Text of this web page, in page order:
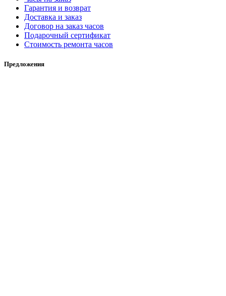
Гарантия и возврат
Доставка и заказ
Договор на заказ часов
Подарочный сертификат
Стоимость ремонта часов
Предложения